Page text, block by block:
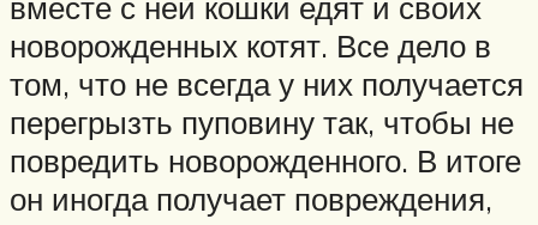
новорожденных котят. Все дело в
том, что не всегда у них получается
перегрызть пуповину так, чтобы не
повредить новорожденного. В итоге
он иногда получает повреждения,